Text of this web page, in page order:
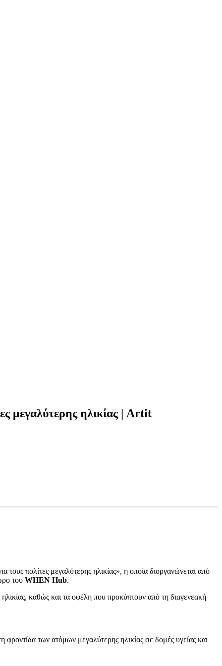
μεγαλύτερης ηλικίας | Artit
πολίτες μεγαλύτερης ηλικίας», η οποία διοργανώνεται από
του WHEN Hub.
καθώς και τα οφέλη που προκύπτουν από τη διαγενεακή
φροντίδα των ατόμων μεγαλύτερης ηλικίας σε δομές υγείας και